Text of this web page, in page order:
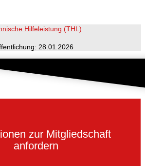
Hilfeleistung (THL)
28.01.2026
zur Mitgliedschaft
anfordern